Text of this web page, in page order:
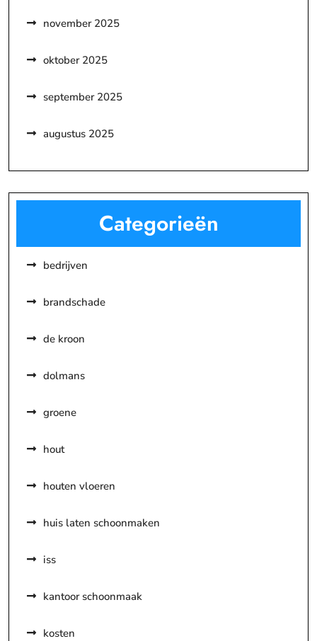
november 2025
oktober 2025
september 2025
augustus 2025
Categorieën
bedrijven
brandschade
de kroon
dolmans
groene
hout
houten vloeren
huis laten schoonmaken
iss
kantoor schoonmaak
kosten